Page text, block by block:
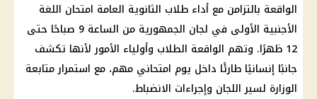
الواقعة بالتزامن مع أداء طلاب الثانوية العامة امتحان اللغة
الأجنبية الأولى في لجان الجمهورية من الساعة 9 صباحًا حتى
12 ظهرًا. وتهم الواقعة الطلاب وأولياء الأمور لأنها تكشف
جانبًا إنسانيًا طارئًا داخل يوم امتحاني مهم، مع استمرار متابعة
الوزارة لسير اللجان وإجراءات الانضباط.